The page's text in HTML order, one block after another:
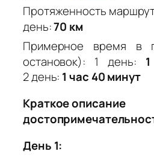
Протяженность
день:70 км
Примерное время в
остановок): 1 день:
2 день: 1 час 40 минут
Краткое описание
День 1: